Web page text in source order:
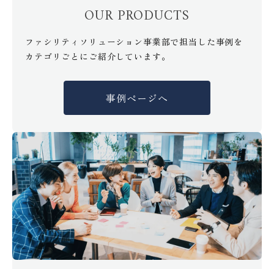
OUR PRODUCTS
ファシリティソリューション事業部で担当した事例を
カテゴリごとにご紹介しています。
事例ページへ